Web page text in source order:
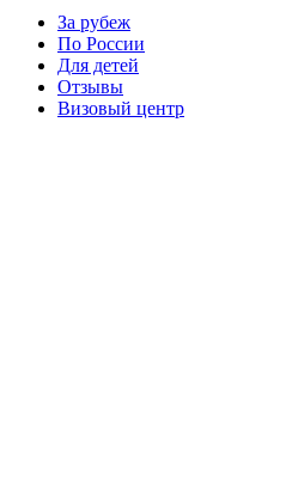
За рубеж
По России
Для детей
Отзывы
Визовый центр